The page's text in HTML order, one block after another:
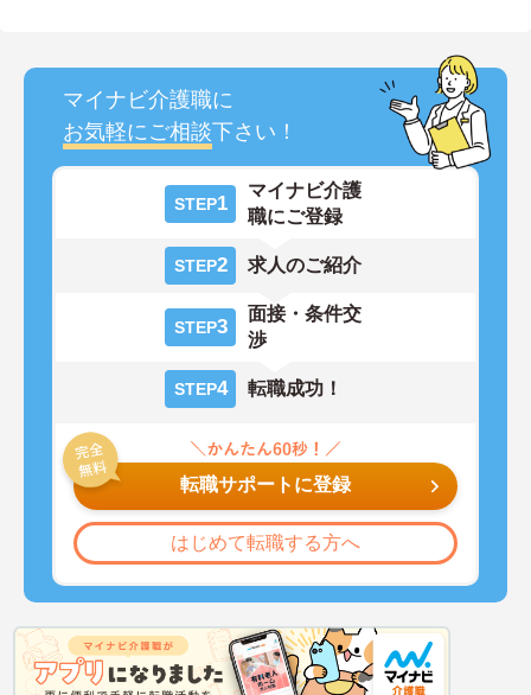
マイナビ介護職に
お気軽にご相談下さい！
STEP1
マイナビ介護
職にご登録
STEP2 求人のご紹介
STEP3
面接・条件交
渉
STEP4 転職成功！
転職サポートに登録
はじめて転職する方へ